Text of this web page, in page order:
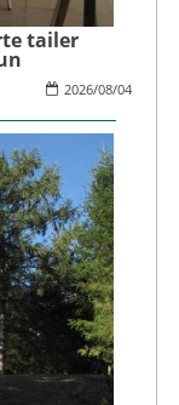
tailer
2026/08/04